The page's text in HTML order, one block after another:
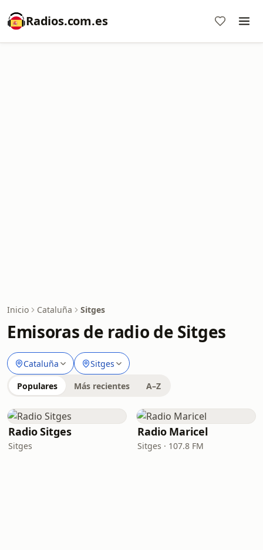
Radios.com.es
Inicio Cataluña Sitges
Emisoras de radio de Sitges
Cataluña Sitges
Populares Más recientes A–Z
Radio Sitges
Sitges
Radio Maricel
Sitges · 107.8 FM